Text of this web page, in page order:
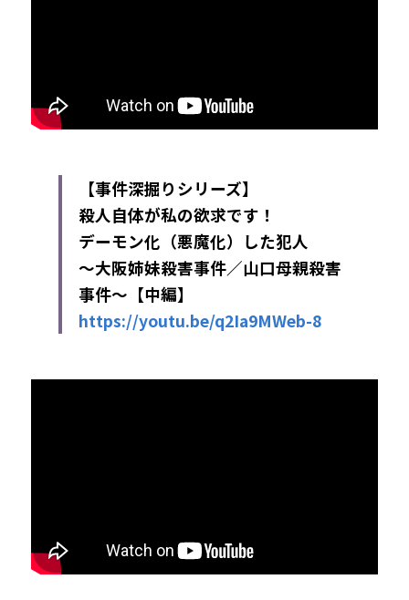
【事件深掘りシリーズ】
殺人自体が私の欲求です！
デーモン化（悪魔化）した犯人
～大阪姉妹殺害事件／山口母親殺害
事件～ 【中編】
https://youtu.be/q2Ia9MWeb-8